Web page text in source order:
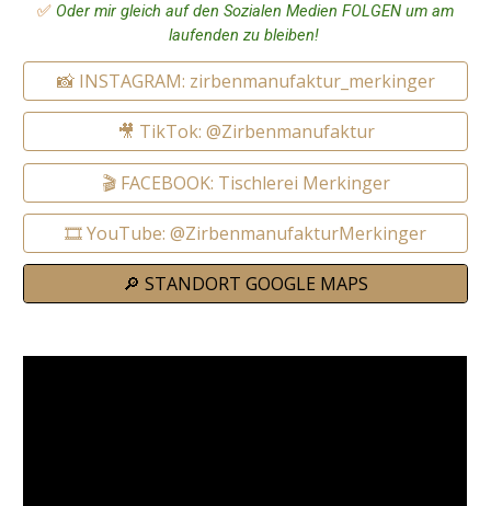
✅ Oder mir gleich auf den Sozialen Medien FOLGEN um am
laufenden zu bleiben!
📸 INSTAGRAM: zirbenmanufaktur_merkinger
🎥 TikTok: @Zirbenmanufaktur
🎬 FACEBOOK: Tischlerei Merkinger
🎞️ YouTube: @ZirbenmanufakturMerkinger
🔎 STANDORT GOOGLE MAPS